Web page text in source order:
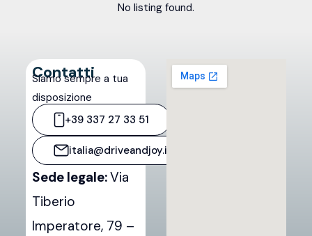
No listing found.
Contatti
Siamo sempre a tua
disposizione
+39 337 27 33 51
italia@driveandjoy.it
Sede legale:Via
Tiberio
Imperatore, 79 –